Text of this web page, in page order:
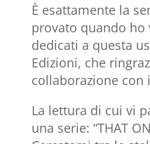
È esattamente la
provato quando
dedicati a questa
Edizioni, che
collaborazione con
La lettura di cui vi
una serie: “THAT